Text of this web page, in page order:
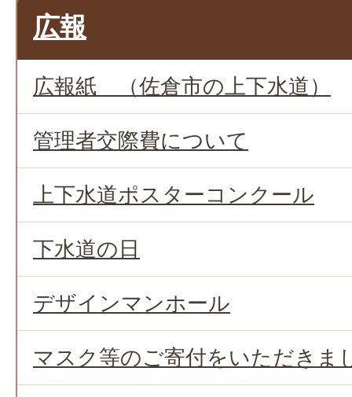
広報
広報紙 （佐倉市の上下水道）
管理者交際費について
上下水道ポスターコンクール
下水道の日
デザインマンホール
マスク等のご寄付をいただきま